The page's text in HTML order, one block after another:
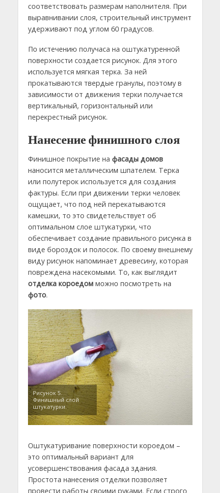
соответствовать размерам наполнителя. При
выравнивании слоя, строительный инструмент
удерживают под углом 60 градусов.
По истечению получаса на оштукатуренной
поверхности создается рисунок. Для этого
используется мягкая терка. За ней
прокатываются твердые гранулы, поэтому в
зависимости от движения терки получается
вертикальный, горизонтальный или
перекрестный рисунок.
Нанесение финишного слоя
Финишное покрытие на фасады домов
наносится металлическим шпателем. Терка
или полутерок используется для создания
фактуры. Если при движении терки человек
ощущает, что под ней перекатываются
камешки, то это свидетельствует об
оптимальном слое штукатурки, что
обеспечивает создание правильного рисунка в
виде бороздок и полосок. По своему внешнему
виду рисунок напоминает древесину, которая
повреждена насекомыми. То, как выглядит
отделка короедомможно посмотреть на
фото.
Рисунок 5.
Финишный слой
штукатурки.
Оштукатуривание поверхности короедом –
это оптимальный вариант для
усовершенствования фасада здания.
Простота нанесения отделки позволяет
провести работы своими руками. Если строго